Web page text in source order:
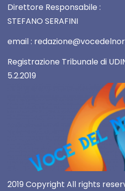
Direttore Responsabile :
STEFANO SERAFINI
email :
Registrazione Tribunale di
5.2.2019
2019 Copyright All rights